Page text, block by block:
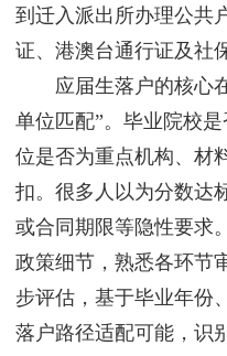
到迁入派出所办理公共
证、港澳台通行证及社
应届生落户的核心在
单位匹配”。毕业院校
位是否为重点机构、材
扣。很多人以为分数达
或合同期限等隐性要求
政策细节，熟悉各环节
步评估，基于毕业年份
落户路径适配可能，识